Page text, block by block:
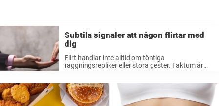
Subtila signaler att någon flirtar med
dig
Flirt handlar inte alltid om töntiga
raggningsrepliker eller stora gester. Faktum är
meningsfull blick, våra kroppar kan tala – ...